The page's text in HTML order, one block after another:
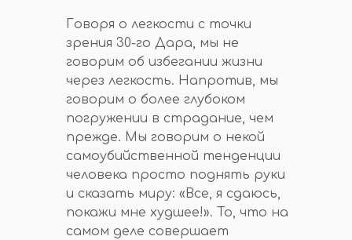
Говоря о легкости с точки
зрения 30-го Дара, мы не
говорим об избегании жизни
через легкость. Напротив, мы
говорим о более глубоком
погружении в страдание, чем
прежде. Мы говорим о некой
самоубийственной тенденции
человека просто поднять руки
и сказать миру: «Все, я сдаюсь,
покажи мне худшее!». То, что на
самом деле совершает